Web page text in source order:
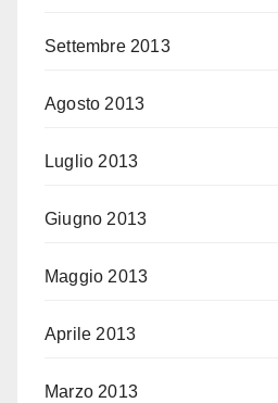
Settembre 2013
Agosto 2013
Luglio 2013
Giugno 2013
Maggio 2013
Aprile 2013
Marzo 2013